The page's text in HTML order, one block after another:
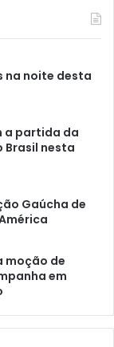
na noite desta
a partida da
Brasil nesta
Gaúcha de
moção de
em